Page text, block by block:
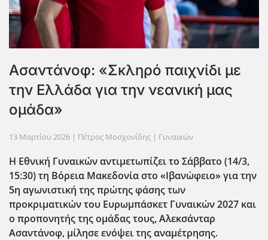
Ασαντάνοφ: «Σκληρό παιχνίδι με
την Ελλάδα για την νεανική μας
ομάδα»
13 Μαρτίου 2026 | Πέτρος Μοσχονίδης | Γυναικών
Η Εθνική Γυναικών αντιμετωπίζει το Σάββατο (14/3,
15:30) τη Βόρεια Μακεδονία στο «Ιβανώφειο» για την
5η αγωνιστική της πρώτης φάσης των
προκριματικών του Ευρωμπάσκετ Γυναικών 2027 και
ο προπονητής της ομάδας τους, Αλεκσάνταρ
Ασαντάνοφ, μίλησε ενόψει της αναμέτρησης.